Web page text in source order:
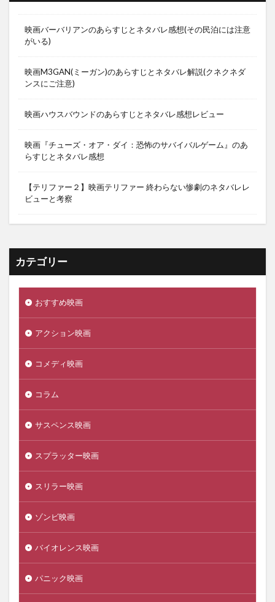
映画バーバリアンのあらすじとネタバレ感想(その民泊には注意
がいる)
映画M3GAN(ミーガン)のあらすじとネタバレ解説(クネクネダ
ンスにご注意)
映画ハウスバウンドのあらすじとネタバレ感想レビュー
映画『チューズ・オア・ダイ：恐怖のサバイバルゲーム』のあ
らすじとネタバレ感想
【テリファー２】映画テリファー 終わらない惨劇のネタバレレ
ビューと考察
カテゴリー
おすすめ映画
アクション映画
コメディ映画
コラム
サスペンス映画
スプラッター映画
スリラー映画
ゾンビ映画
バイオレンス映画
パニック映画